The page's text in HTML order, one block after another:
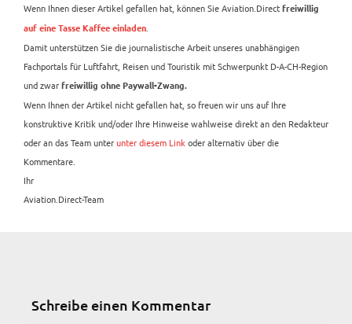
Wenn Ihnen dieser Artikel gefallen hat, können Sie Aviation.Direct freiwillig
auf eine Tasse Kaffee einladen
Damit unterstützen Sie die journalistische Arbeit unseres unabhängigen
Fachportals für Luftfahrt, Reisen und Touristik mit Schwerpunkt D-A-CH-Region
und zwar freiwillig ohne Paywall-Zwang.
Wenn Ihnen der Artikel nicht gefallen hat, so freuen wir uns auf Ihre
konstruktive Kritik und/oder Ihre Hinweise wahlweise direkt an den Redakteur
oder an das Team unterunter diesem Link oder alternativ über die
Kommentare.
Ihr
Aviation.Direct-Team
Schreibe einen Kommentar